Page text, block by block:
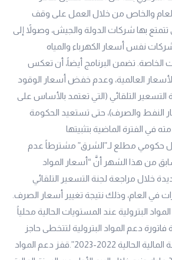
والخاص من خلال العمل على وقف
تتمتع بها شركات الدولة والجيش، وصولاً إلى
نفس أسعار الكهرباء والمياه
الخاصة. تضمن البرنامج أيضاً، أن تعكس
الأسعار العالمية، وعدم خفض أسعار الوقود
التسعير التلقائي (التي تعتمد بالأساس على
النفط والصرف)، حتى تستعيد الحكومة
في الفترة الماضية بتثبيتها
حكومي مطلع لـ”الشرق” مشترطاً عدم
من هذا الشهر أنَّ “أسعار المواد
خلال مراجعة لجنة التسعير التلقائي
التي تعقد 4 مرات في العام، وذلك نتيجة تغيير أسعار الصرف.
البترولية عند المستويات الحالية محلياً
دعم المواد البترولية لتتخطى حاجز
100 مليار جنيه في السنة المالية الحالية 2022-2023”.قفز دعم المواد